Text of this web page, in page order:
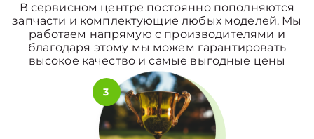
В сервисном центре постоянно пополняются
запчасти и комплектующие любых моделей. Мы
работаем напрямую с производителями и
благодаря этому мы можем гарантировать
высокое качество и самые выгодные цены
3